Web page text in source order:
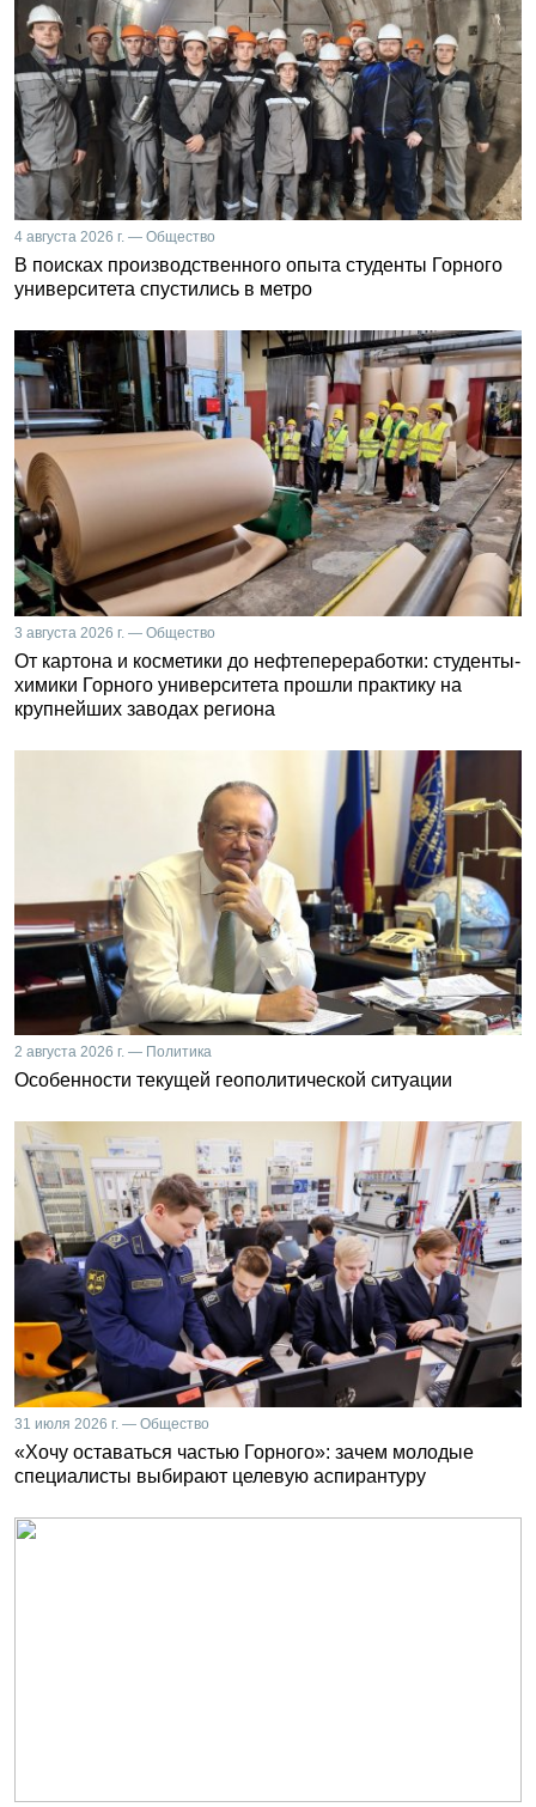
4 августа 2026 г. — Общество
В поисках производственного опыта студенты Горного
университета спустились в метро
3 августа 2026 г. — Общество
От картона и косметики до нефтепереработки: студенты-
химики Горного университета прошли практику на
крупнейших заводах региона
2 августа 2026 г. — Политика
Особенности текущей геополитической ситуации
31 июля 2026 г. — Общество
«Хочу оставаться частью Горного»: зачем молодые
специалисты выбирают целевую аспирантуру